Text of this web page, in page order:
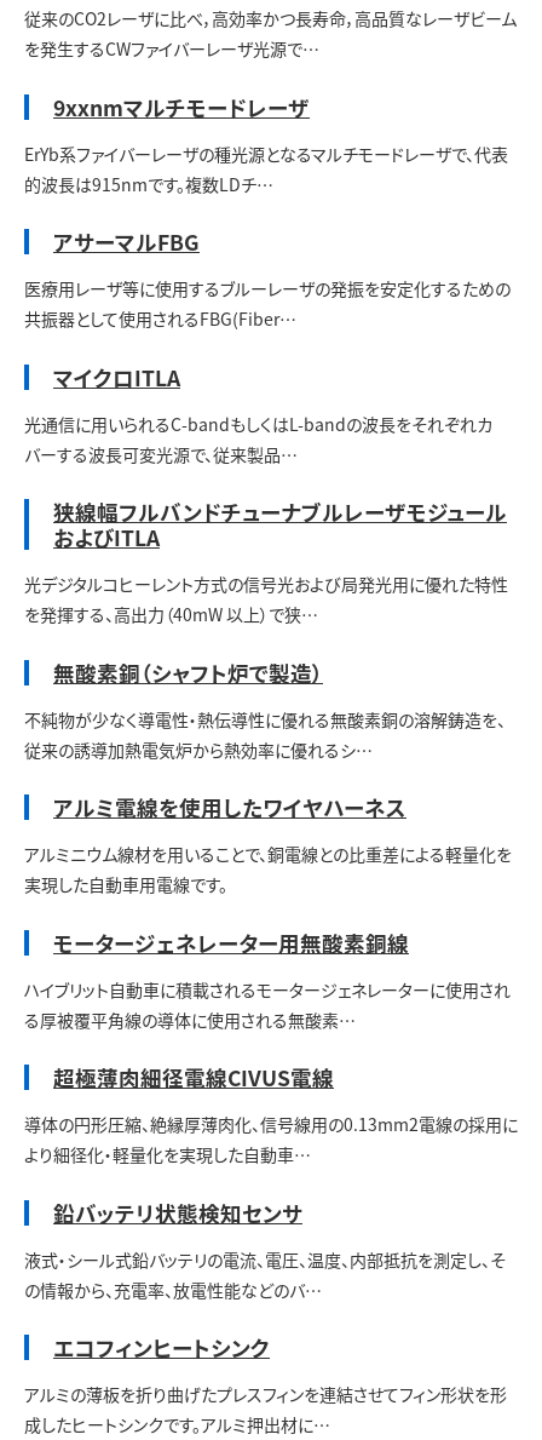
従来のCO2レーザに比べ，高効率かつ長寿命，高品質なレーザビーム
を発生するCWファイバーレーザ光源で…
9xxnmマルチモードレーザ
ErYb系ファイバーレーザの種光源となるマルチモードレーザで、代表
的波長は915nmです。複数LDチ…
アサーマルFBG
医療用レーザ等に使用するブルーレーザの発振を安定化するための
共振器として使用されるFBG(Fiber…
マイクロITLA
光通信に用いられるC-bandもしくはL-bandの波長をそれぞれカ
バーする波長可変光源で、従来製品…
狭線幅フルバンドチューナブルレーザモジュール
およびITLA
光デジタルコヒーレント方式の信号光および局発光用に優れた特性
を発揮する、高出力（40mW 以上）で狭…
無酸素銅（シャフト炉で製造）
不純物が少なく導電性・熱伝導性に優れる無酸素銅の溶解鋳造を、
従来の誘導加熱電気炉から熱効率に優れるシ…
アルミ電線を使用したワイヤハーネス
アルミニウム線材を用いることで、銅電線との比重差による軽量化を
実現した自動車用電線です。
モータージェネレーター用無酸素銅線
ハイブリット自動車に積載されるモータージェネレーターに使用され
る厚被覆平角線の導体に使用される無酸素…
超極薄肉細径電線CIVUS電線
導体の円形圧縮、絶縁厚薄肉化、信号線用の0.13mm2電線の採用に
より細径化・軽量化を実現した自動車…
鉛バッテリ状態検知センサ
液式・シール式鉛バッテリの電流、電圧、温度、内部抵抗を測定し、そ
の情報から、充電率、放電性能などのバ…
エコフィンヒートシンク
アルミの薄板を折り曲げたプレスフィンを連結させてフィン形状を形
成したヒートシンクです。アルミ押出材に…